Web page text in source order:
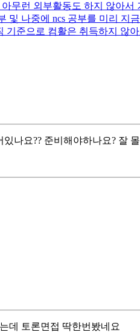
무런 외부활동도 하지 않아
나중에 ncs 공부를 미리
기준으로 컴활은 취득하지 않
나요?? 준비해야하나요? 잘
데 토론면접 딱한번봤네요